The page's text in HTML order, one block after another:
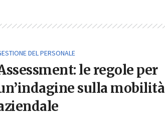
DEL PERSONALE
le regole per
sulla mobilità